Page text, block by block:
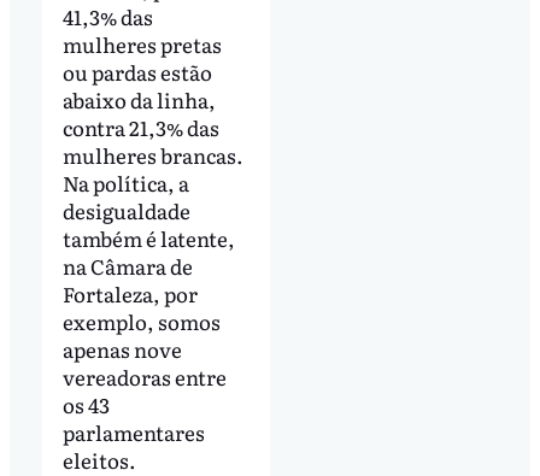
41,3% das
mulheres pretas
ou pardas estão
abaixo da linha,
contra 21,3% das
mulheres brancas.
Na política, a
desigualdade
também é latente,
na Câmara de
Fortaleza, por
exemplo, somos
apenas nove
vereadoras entre
os 43
parlamentares
eleitos.